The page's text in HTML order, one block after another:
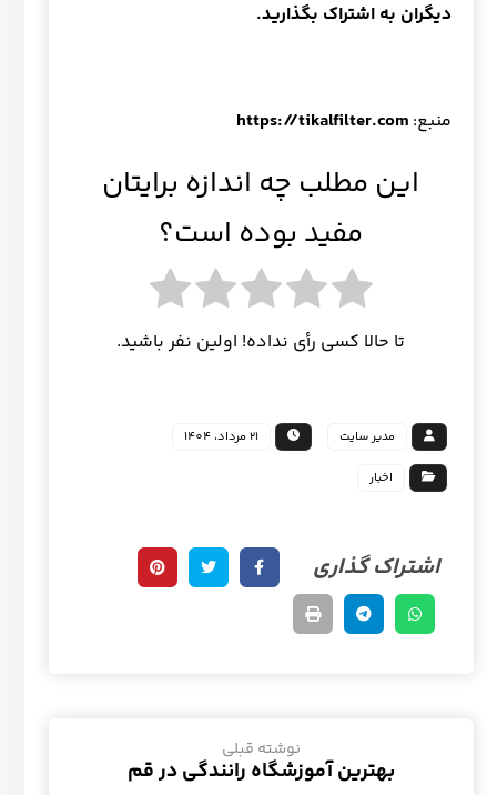
دیگران به اشتراک بگذارید.
منبع: https://tikalfilter.com
این مطلب چه اندازه برایتان
مفید بوده است؟
تا حالا کسی رأی نداده! اولین نفر باشید.
مدیر سایت 21 مرداد، 1404
اخبار
نوشته قبلی
بهترین آموزشگاه رانندگی در قم